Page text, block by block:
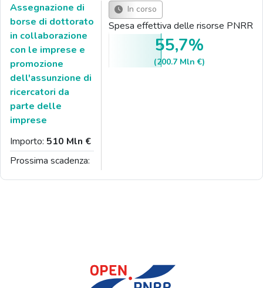
Assegnazione di
borse di dottorato
in collaborazione
con le imprese e
promozione
dell'assunzione di
ricercatori da
parte delle
imprese
Importo: 510 Mln €
Prossima scadenza:
In corso
Spesa effettiva delle risorse PNRR
55,7%
(200.7 Mln €)